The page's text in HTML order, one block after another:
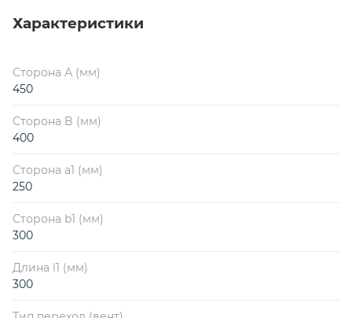
Характеристики
Сторона А (мм)
450
Сторона B (мм)
400
Сторона a1 (мм)
250
Сторона b1 (мм)
300
Длина l1 (мм)
300